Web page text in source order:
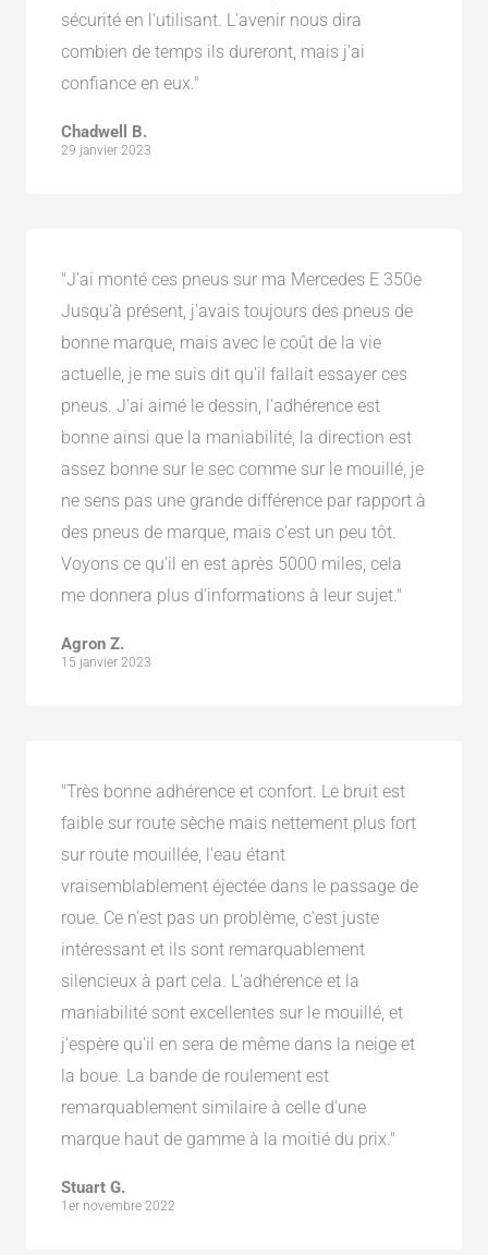
sécurité en l'utilisant. L'avenir nous dira
combien de temps ils dureront, mais j'ai
confiance en eux."
Chadwell B.
29 janvier 2023
"J'ai monté ces pneus sur ma Mercedes E 350e
Jusqu'à présent, j'avais toujours des pneus de
bonne marque, mais avec le coût de la vie
actuelle, je me suis dit qu'il fallait essayer ces
pneus. J'ai aimé le dessin, l'adhérence est
bonne ainsi que la maniabilité, la direction est
assez bonne sur le sec comme sur le mouillé, je
ne sens pas une grande différence par rapport à
des pneus de marque, mais c'est un peu tôt.
Voyons ce qu'il en est après 5000 miles, cela
me donnera plus d'informations à leur sujet."
Agron Z.
15 janvier 2023
"Très bonne adhérence et confort. Le bruit est
faible sur route sèche mais nettement plus fort
sur route mouillée, l'eau étant
vraisemblablement éjectée dans le passage de
roue. Ce n'est pas un problème, c'est juste
intéressant et ils sont remarquablement
silencieux à part cela. L'adhérence et la
maniabilité sont excellentes sur le mouillé, et
j'espère qu'il en sera de même dans la neige et
la boue. La bande de roulement est
remarquablement similaire à celle d'une
marque haut de gamme à la moitié du prix."
Stuart G.
1er novembre 2022